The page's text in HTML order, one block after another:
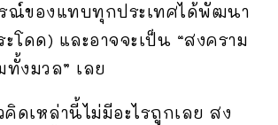
ณ์ของแทบทุกประเทศได้พัฒนา
โดด) และอาจจะเป็น “สงคราม
งมวล” เลย
ดเหล่านี้ไม่มีอะไรถูกเลย สง